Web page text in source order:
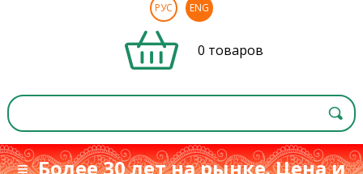
РУС ENG
0 товаров
≡ Более 30 лет на рынке. Цена и